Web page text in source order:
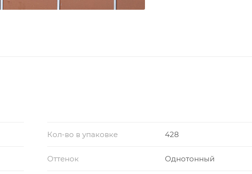
Кол-во в упаковке 428
Оттенок Однотонный